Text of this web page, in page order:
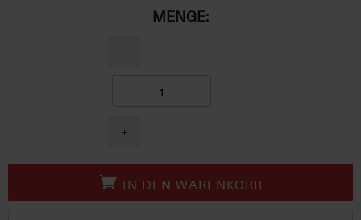
MENGE:
−
+
IN DEN WARENKORB